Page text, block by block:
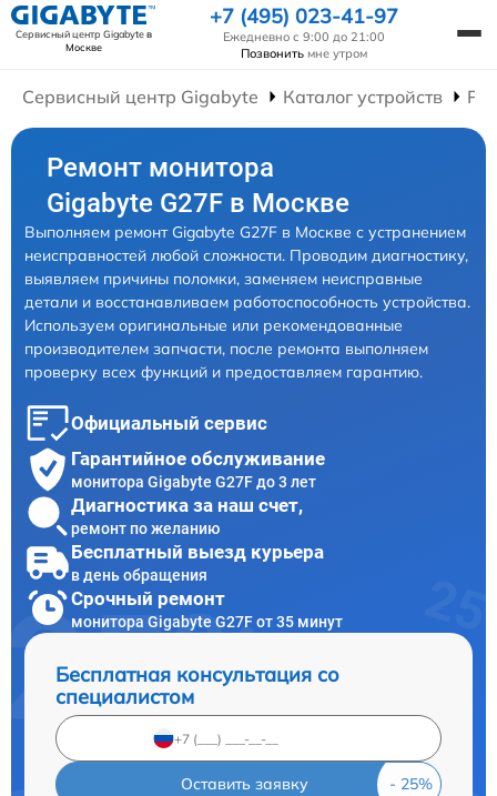
Сервисный центр Gigabyteв
Москве
+7 (495) 023-41-97
Ежедневно с 9:00 до 21:00
Позвонить мне утром
Сервисный центр Gigabyte Каталог устройств
Ремонт монитора
Gigabyte G27F в Москве
Выполняем ремонт Gigabyte G27F в Москве с устранением
неисправностей любой сложности. Проводим диагностику,
выявляем причины поломки, заменяем неисправные
детали и восстанавливаем работоспособность устройства.
Используем оригинальные или рекомендованные
производителем запчасти, после ремонта выполняем
проверку всех функций и предоставляем гарантию.
Официальный сервис
Гарантийное обслуживание
монитора Gigabyte G27F до 3 лет
Диагностика за наш счет,
ремонт по желанию
Бесплатный выезд курьера
в день обращения
Срочный ремонт
монитора Gigabyte G27F от 35 минут
Бесплатная консультация со
специалистом
Оставить заявку